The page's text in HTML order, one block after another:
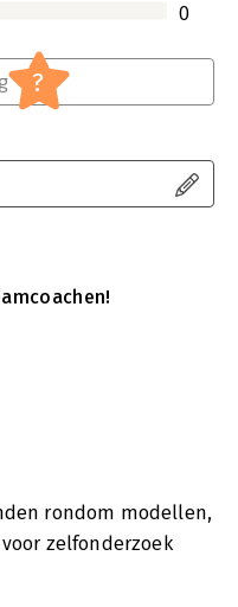
0
?
rondom modellen,
zelfonderzoek